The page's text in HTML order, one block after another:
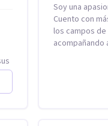
Soy una
Cuento con
los campos